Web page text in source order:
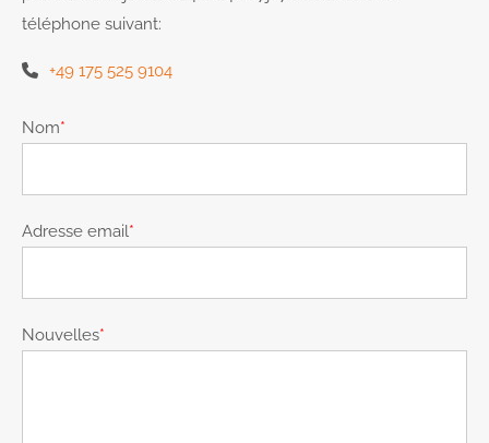
téléphone suivant:
+49 175 525 9104
Nom*
Adresse email*
Nouvelles*